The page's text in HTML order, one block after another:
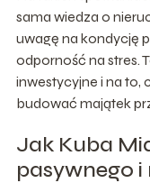
sama wiedza o
uwagę na kondycję
odporność na stres.
inwestycyjne i na to,
budować majątek
Jak Kuba
pasywnego